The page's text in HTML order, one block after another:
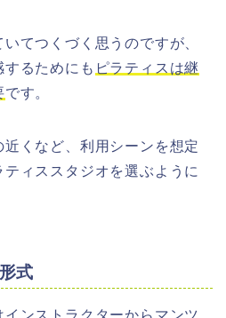
てつくづく思うのですが、
するためにも ピラティスは継
です。
くなど、利用シーンを想定
ィススタジオを選ぶように
式
ンストラクターからマンツ